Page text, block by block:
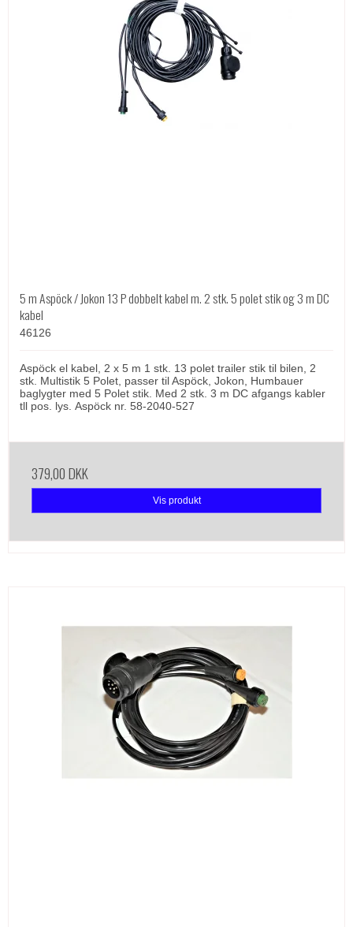
5 m Aspöck / Jokon 13 P dobbelt kabel m. 2 stk. 5 polet stik og 3 m DC
kabel
46126
Aspöck el kabel, 2 x 5 m 1 stk. 13 polet trailer stik til bilen, 2
stk. Multistik 5 Polet, passer til Aspöck, Jokon, Humbauer
baglygter med 5 Polet stik. Med 2 stk. 3 m DC afgangs kabler
tll pos. lys. Aspöck nr. 58-2040-527
379,00 DKK
Vis produkt